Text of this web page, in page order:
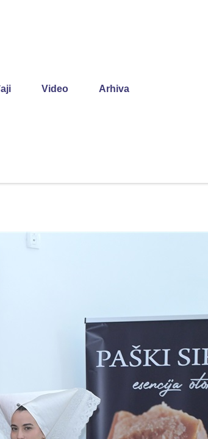
Video Arhiva